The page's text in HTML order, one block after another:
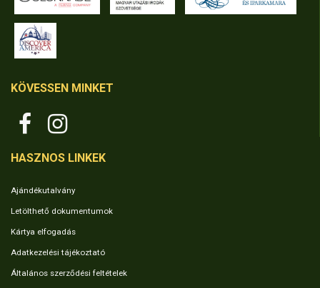
KÖVESSEN MINKET
HASZNOS LINKEK
Ajándékutalvány
Letölthető dokumentumok
Kártya elfogadás
Adatkezelési tájékoztató
Általános szerződési feltételek